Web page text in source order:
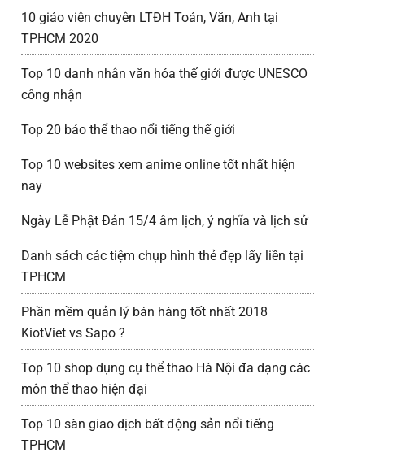
10 giáo viên chuyên LTĐH Toán, Văn, Anh tại
TPHCM 2020
Top 10 danh nhân văn hóa thế giới được UNESCO
công nhận
Top 20 báo thể thao nổi tiếng thế giới
Top 10 websites xem anime online tốt nhất hiện
nay
Ngày Lễ Phật Đản 15/4 âm lịch, ý nghĩa và lịch sử
Danh sách các tiệm chụp hình thẻ đẹp lấy liền tại
TPHCM
Phần mềm quản lý bán hàng tốt nhất 2018
KiotViet vs Sapo ?
Top 10 shop dụng cụ thể thao Hà Nội đa dạng các
môn thể thao hiện đại
Top 10 sàn giao dịch bất động sản nổi tiếng
TPHCM